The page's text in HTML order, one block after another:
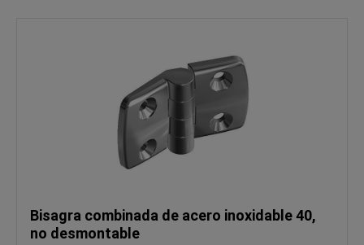
Bisagra combinada de acero inoxidable 40,
no desmontable